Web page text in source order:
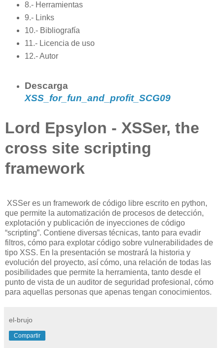
8.- Herramientas
9.- Links
10.- Bibliografía
11.- Licencia de uso
12.- Autor
Descarga
XSS_for_fun_and_profit_SCG09
Lord Epsylon - XSSer, the
cross site scripting
framework
XSSer es un framework de código libre escrito en python,
que permite la automatización de procesos de detección,
explotación y publicación de inyecciones de código
“scripting”. Contiene diversas técnicas, tanto para evadir
filtros, cómo para explotar código sobre vulnerabilidades de
tipo XSS. En la presentación se mostrará la historia y
evolución del proyecto, así cómo, una relación de todas las
posibilidades que permite la herramienta, tanto desde el
punto de vista de un auditor de seguridad profesional, cómo
para aquellas personas que apenas tengan conocimientos.
el-brujo
Compartir